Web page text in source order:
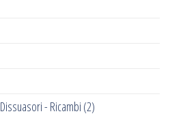
- Ricambi (2)